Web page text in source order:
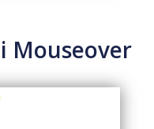
Mouseover